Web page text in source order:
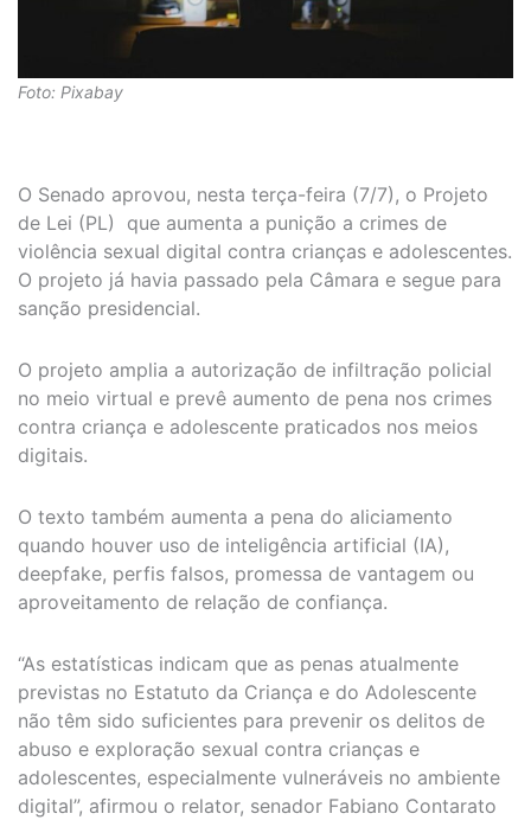
Foto: Pixabay
O Senado aprovou, nesta terça-feira (7/7), o Projeto
de Lei (PL) que aumenta a punição a crimes de
violência sexual digital contra crianças e adolescentes.
O projeto já havia passado pela Câmara e segue para
sanção presidencial.
O projeto amplia a autorização de infiltração policial
no meio virtual e prevê aumento de pena nos crimes
contra criança e adolescente praticados nos meios
digitais.
O texto também aumenta a pena do aliciamento
quando houver uso de inteligência artificial (IA),
deepfake, perfis falsos, promessa de vantagem ou
aproveitamento de relação de confiança.
“As estatísticas indicam que as penas atualmente
previstas no Estatuto da Criança e do Adolescente
não têm sido suficientes para prevenir os delitos de
abuso e exploração sexual contra crianças e
adolescentes, especialmente vulneráveis no ambiente
digital”, afirmou o relator, senador Fabiano Contarato